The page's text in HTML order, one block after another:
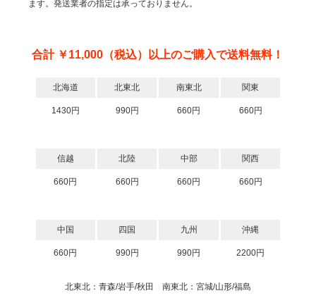
ます。発送業者の指定は承っておりません。
合計 ￥11,000（税込）以上のご購入で送料無料！
北海道 北東北 南東北 関東
1430円 990円 660円 660円
信越 北陸 中部 関西
660円 660円 660円 660円
中国 四国 九州 沖縄
660円 990円 990円 2200円
北東北：青森/岩手/秋田 南東北：宮城/山形/福島